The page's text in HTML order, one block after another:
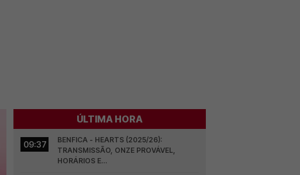
ÚLTIMA HORA
09:37
BENFICA - HEARTS (2025/26):
TRANSMISSÃO, ONZE PROVÁVEL,
HORÁRIOS E…